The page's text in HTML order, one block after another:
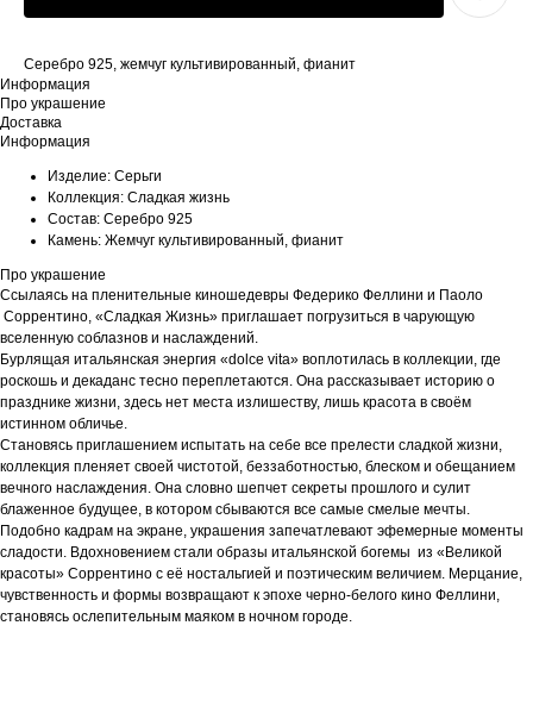
Серебро 925, жемчуг культивированный, фианит
Информация
Про украшение
Доставка
Информация
Изделие: Серьги
Коллекция: Сладкая жизнь
Состав: Серебро 925
Камень: Жемчуг культивированный, фианит
Про украшение
Ссылаясь на пленительные киношедевры Федерико Феллини и Паоло
Соррентино, «Сладкая Жизнь» приглашает погрузиться в чарующую
вселенную соблазнов и наслаждений.
Бурлящая итальянская энергия «dolce vita» воплотилась в коллекции, где
роскошь и декаданс тесно переплетаются. Она рассказывает историю о
празднике жизни, здесь нет места излишеству, лишь красота в своём
истинном обличье.
Становясь приглашением испытать на себе все прелести сладкой жизни,
коллекция пленяет своей чистотой, беззаботностью, блеском и обещанием
вечного наслаждения. Она словно шепчет секреты прошлого и сулит
блаженное будущее, в котором сбываются все самые смелые мечты.
Подобно кадрам на экране, украшения запечатлевают эфемерные моменты
сладости. Вдохновением стали образы итальянской богемы из «Великой
красоты» Соррентино с её ностальгией и поэтическим величием. Мерцание,
чувственность и формы возвращают к эпохе черно-белого кино Феллини,
становясь ослепительным маяком в ночном городе.